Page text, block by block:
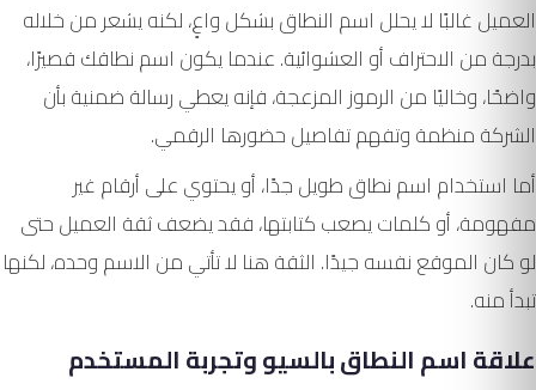
العميل غالبًا لا يحلل اسم النطاق بشكل واعٍ، لكنه يشعر من خلاله
بدرجة من الاحتراف أو العشوائية. عندما يكون اسم نطاقك قصيرًا،
واضحًا، وخاليًا من الرموز المزعجة، فإنه يعطي رسالة ضمنية بأن
الشركة منظمة وتفهم تفاصيل حضورها الرقمي.
أما استخدام اسم نطاق طويل جدًا، أو يحتوي على أرقام غير
مفهومة، أو كلمات يصعب كتابتها، فقد يضعف ثقة العميل حتى
لو كان الموقع نفسه جيدًا. الثقة هنا لا تأتي من الاسم وحده، لكنها
تبدأ منه.
علاقة اسم النطاق بالسيو وتجربة المستخدم